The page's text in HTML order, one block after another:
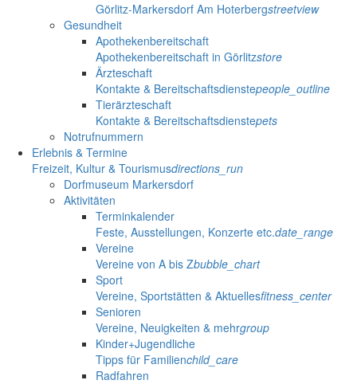
Görlitz-Markersdorf Am Hoterbergstreetview
Gesundheit
Apothekenbereitschaft
Apothekenbereitschaft in Görlitzstore
Ärzteschaft
Kontakte & Bereitschaftsdienstepeople_outline
Tierärzteschaft
Kontakte & Bereitschaftsdienstepets
Notrufnummern
Erlebnis & Termine
Freizeit, Kultur & Tourismusdirections_run
Dorfmuseum Markersdorf
Aktivitäten
Terminkalender
Feste, Ausstellungen, Konzerte etc.date_range
Vereine
Vereine von A bis Zbubble_chart
Sport
Vereine, Sportstätten & Aktuellesfitness_center
Senioren
Vereine, Neuigkeiten & mehrgroup
Kinder+Jugendliche
Tipps für Familienchild_care
Radfahren